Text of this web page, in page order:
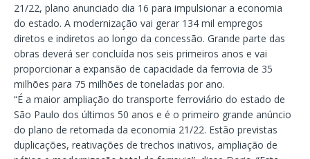
21/22, plano anunciado dia 16 para impulsionar a economia
do estado. A modernização vai gerar 134 mil empregos
diretos e indiretos ao longo da concessão. Grande parte das
obras deverá ser concluída nos seis primeiros anos e vai
proporcionar a expansão de capacidade da ferrovia de 35
milhões para 75 milhões de toneladas por ano.
“É a maior ampliação do transporte ferroviário do estado de
São Paulo dos últimos 50 anos e é o primeiro grande anúncio
do plano de retomada da economia 21/22. Estão previstas
duplicações, reativações de trechos inativos, ampliação de